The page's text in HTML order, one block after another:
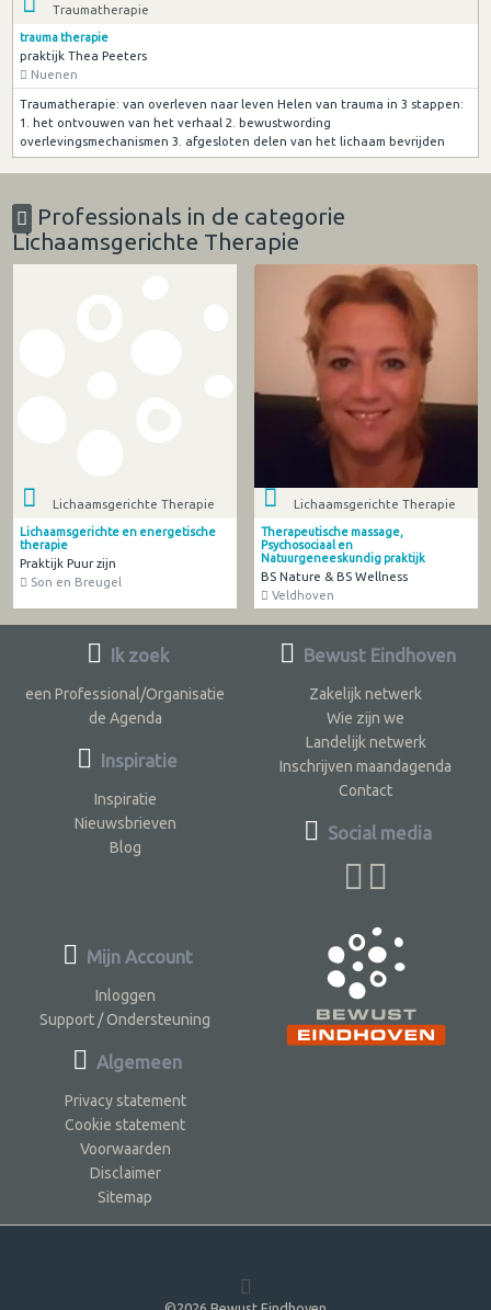
Traumatherapie
trauma therapie
praktijk Thea Peeters
Nuenen
Traumatherapie: van overleven naar leven Helen van trauma in 3 stappen:
1. het ontvouwen van het verhaal 2. bewustwording
overlevingsmechanismen 3. afgesloten delen van het lichaam bevrijden
Professionals in de categorie
Lichaamsgerichte Therapie
Lichaamsgerichte Therapie
Lichaamsgerichte en energetische
therapie
Praktijk Puur zijn
Son en Breugel
Lichaamsgerichte Therapie
Therapeutische massage,
Psychosociaal en
Natuurgeneeskundig praktijk
BS Nature & BS Wellness
Veldhoven
Ik zoek
een Professional/Organisatie
de Agenda
Inspiratie
Inspiratie
Nieuwsbrieven
Blog
Bewust Eindhoven
Zakelijk netwerk
Wie zijn we
Landelijk netwerk
Inschrijven maandagenda
Contact
Social media
Mijn Account
Inloggen
Support / Ondersteuning
Algemeen
Privacy statement
Cookie statement
Voorwaarden
Disclaimer
Sitemap